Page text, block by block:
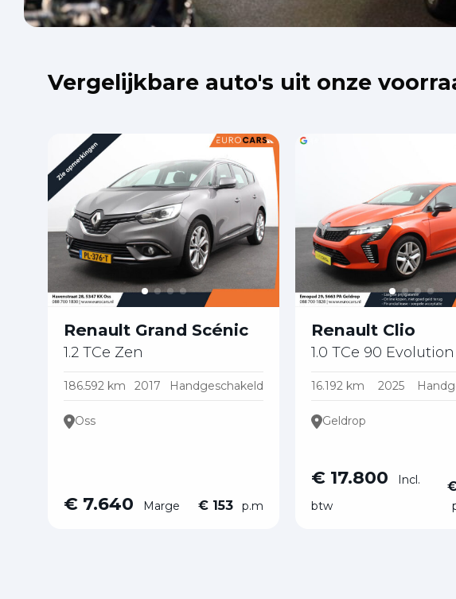
Vergelijkbare auto's uit onze
Renault Grand Scénic
1.2 TCe Zen
186.592 km 2017 Handgeschakeld
Oss
€ 7.640 Marge € 153 p.m
Renault Clio
1.0 TCe 90 Evolution
16.192 km 2025
Geldrop
€ 17.800
Incl.
btw